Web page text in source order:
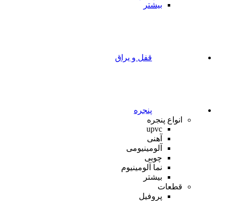
بیشتر
قفل و یراق
پنجره
انواع پنجره
upvc
آهنی
آلومینیومی
چوبی
نما آلومینیوم
بیشتر
قطعات
پروفیل